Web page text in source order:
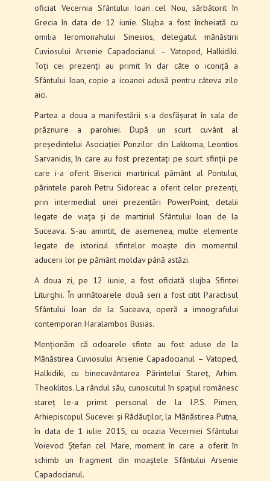
oficiat Vecernia Sfântului Ioan cel Nou, sărbătorit în
Grecia în data de 12 iunie. Slujba a fost încheiată cu
omilia Ieromonahului Sinesios, delegatul mănăstirii
Cuviosului Arsenie Capadocianul – Vatoped, Halkidiki.
Toți cei prezenți au primit în dar câte o iconiță a
Sfântului Ioan, copie a icoanei adusă pentru câteva zile
aici.
Partea a doua a manifestării s-a desfășurat în sala de
prăznuire a parohiei. După un scurt cuvânt al
președintelui Asociației Ponzilor din Lakkoma, Leontios
Sarvanidis, în care au fost prezentați pe scurt sfinții pe
care i-a oferit Bisericii martiricul pământ al Pontului,
părintele paroh Petru Sidoreac a oferit celor prezenți,
prin intermediul unei prezentări PowerPoint, detalii
legate de viața și de martiriul Sfântului Ioan de la
Suceava. S-au amintit, de asemenea, multe elemente
legate de istoricul sfintelor moaște din momentul
aducerii lor pe pământ moldav până astăzi.
A doua zi, pe 12 iunie, a fost oficiată slujba Sfintei
Liturghii. În următoarele două seri a fost citit Paraclisul
Sfântului Ioan de la Suceava, operă a imnografului
contemporan Haralambos Busias.
Menționăm că odoarele sfinte au fost aduse de la
Mănăstirea Cuviosului Arsenie Capadocianul – Vatoped,
Halkidiki, cu binecuvântarea Părintelui Stareț, Arhim.
Theoklitos. La rândul său, cunoscutul în spațiul românesc
stareț le-a primit personal de la I.P.S. Pimen,
Arhiepiscopul Sucevei și Rădăuților, la Mănăstirea Putna,
în data de 1 iulie 2015, cu ocazia Vecerniei Sfântului
Voievod Ștefan cel Mare, moment în care a oferit în
schimb un fragment din moaștele Sfântului Arsenie
Capadocianul.